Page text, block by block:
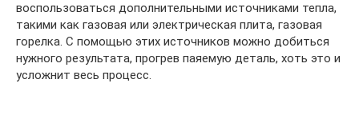
воспользоваться дополнительными источниками тепла,
такими как газовая или электрическая плита, газовая
горелка. С помощью этих источников можно добиться
нужного результата, прогрев паяемую деталь, хоть это и
усложнит весь процесс.